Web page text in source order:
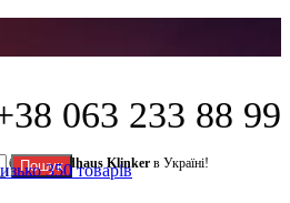
брендуFeldhaus Klinkerв Україні!
063 233 88 99
Пошук350 товарів